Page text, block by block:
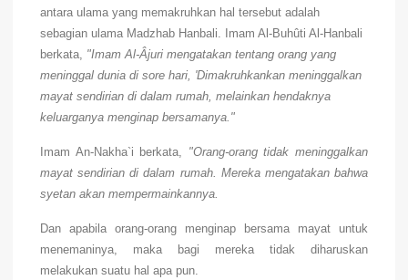
antara ulama yang memakruhkan hal tersebut adalah
sebagian ulama Madzhab Hanbali. Imam Al-Buhûti Al-Hanbali
berkata, "Imam Al-Âjuri mengatakan tentang orang yang
meninggal dunia di sore hari, 'Dimakruhkankan meninggalkan
mayat sendirian di dalam rumah, melainkan hendaknya
keluarganya menginap bersamanya."
Imam An-Nakha`i berkata, "Orang-orang tidak meninggalkan
mayat sendirian di dalam rumah. Mereka mengatakan bahwa
syetan akan mempermainkannya.
Dan apabila orang-orang menginap bersama mayat untuk
menemaninya, maka bagi mereka tidak diharuskan
melakukan suatu hal apa pun.